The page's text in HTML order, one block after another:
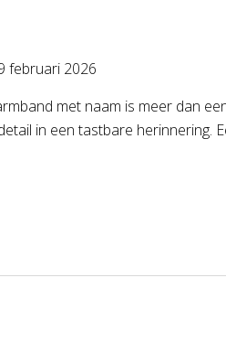
februari 2026
met naam is meer dan
in een tastbare herinnering.